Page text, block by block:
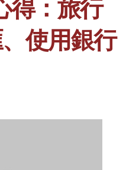
得：旅行
使用銀行